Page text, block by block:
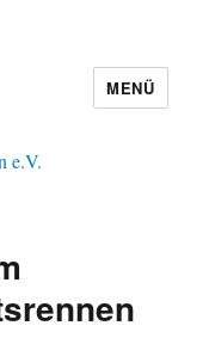
München
MENÜ